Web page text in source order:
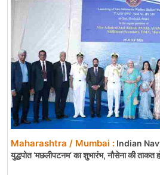
Maharashtra / Mumbai : Indian Navy
युद्धपोत ‘मछलीपटनम’ का शुभारंभ, नौसेना की ताकत